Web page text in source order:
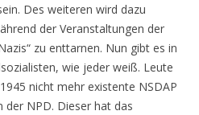
Des weiteren wird dazu
der Veranstaltungen der
zu enttarnen. Nun gibt es in
wie jeder weiß. Leute
nicht mehr existente NSDAP
NPD. Dieser hat das